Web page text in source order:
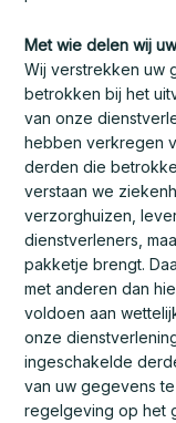
Met wie delen wij
Wij verstrekken uw
betrokken bij het
van onze
hebben verkregen
derden die
verstaan we
verzorghuizen,
dienstverleners,
pakketje brengt.
met anderen dan
voldoen aan
onze
ingeschakelde
van uw gegevens
regelgeving op het